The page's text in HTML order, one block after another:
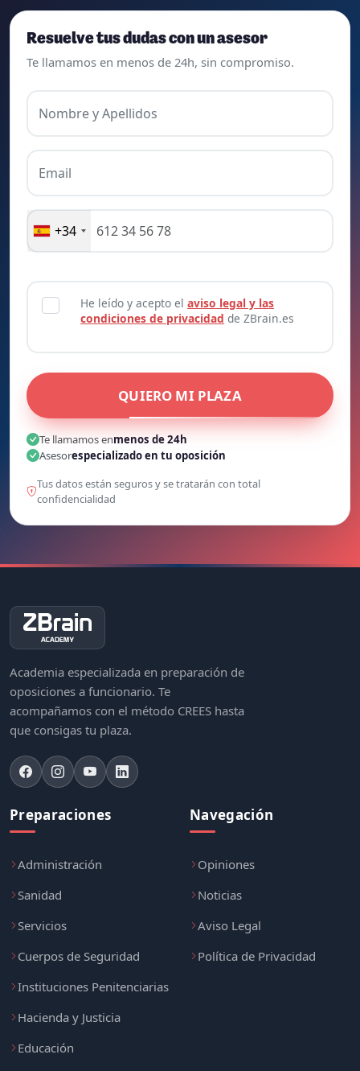
Resuelve tus dudas con un asesor
Te llamamos en menos de 24h, sin compromiso.
Nombre y Apellidos
Email
+34
He leído y acepto elaviso legal y las
condiciones de privacidad de ZBrain.es
QUIERO MI PLAZA
Te llamamos enmenos de 24h
Asesorespecializado en tu oposición
Tus datos están seguros y se tratarán con total
confidencialidad
Academia especializada en preparación de
oposiciones a funcionario. Te
acompañamos con el método CREES hasta
que consigas tu plaza.
Preparaciones
Administración
Sanidad
Servicios
Cuerpos de Seguridad
Instituciones Penitenciarias
Hacienda y Justicia
Educación
Navegación
Opiniones
Noticias
Aviso Legal
Política de Privacidad